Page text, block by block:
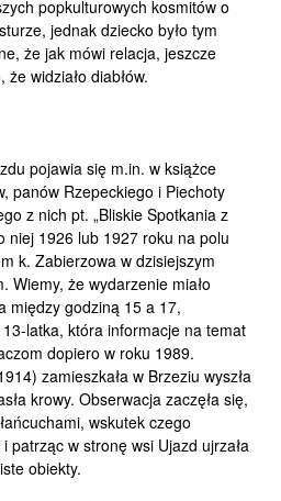
popkulturowych kosmitów o
jednak dziecko było tym
że jak mówi relacja, jeszcze
że widziało diabłów.
pojawia się m.in. w książce
panów Rzepeckiego i Piechoty
z nich pt. „Bliskie Spotkania z
niej 1926 lub 1927 roku na polu
k. Zabierzowa w dzisiejszym
Wiemy, że wydarzenie miało
między godziną 15 a 17,
latka, która informacje na temat
dopiero w roku 1989.
zamieszkała w Brzeziu wyszła
krowy. Obserwacja zaczęła się,
wskutek czego
patrząc w stronę wsi Ujazd ujrzała
obiekty.